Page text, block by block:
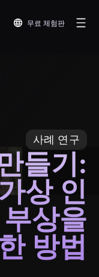
무료 체험판
사례 연구
들기:
상 인
상을
방법